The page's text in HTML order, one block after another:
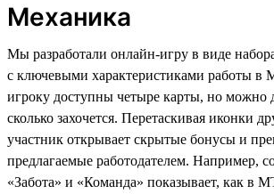
Механика
Мы разработали онлайн-игру в виде
с ключевыми характеристиками работы в
игроку доступны четыре карты, но можно
сколько захочется. Перетаскивая иконки
участник открывает скрытые бонусы и
предлагаемые работодателем. Например,
«Забота» и «Команда» показывает, как в